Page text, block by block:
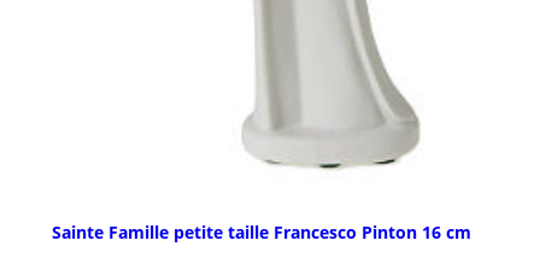
Sainte Famille petite taille Francesco Pinton 16 cm